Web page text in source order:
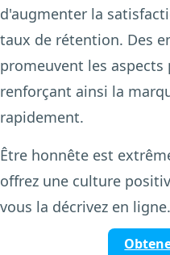
d'augmenter la
taux de rétention. Des
promeuvent les
renforçant ainsi la
rapidement.
Être honnête est
offrez une culture
vous la décrivez en ligne.